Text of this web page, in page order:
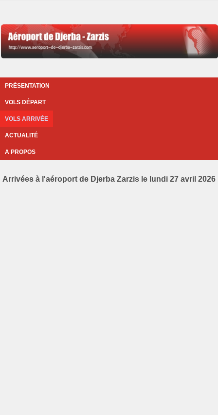
PRÉSENTATION
VOLS DÉPART
VOLS ARRIVÉE
ACTUALITÉ
A PROPOS
Arrivées à l'aéroport de Djerba Zarzis le lundi 27 avril 2026